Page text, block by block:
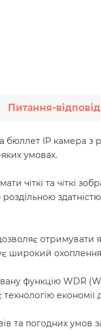
Питання-
бюллет IP камера
умовах.
чіткі та чіткі
отримувати
широкий
функцію WDR
та погодних умов